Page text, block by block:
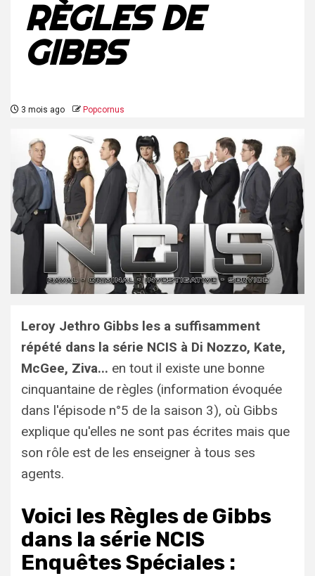
RÈGLES DE
GIBBS
3 mois ago Popcornus
Leroy Jethro Gibbs les a suffisamment
répété dans la série NCIS à Di Nozzo, Kate,
McGee, Ziva... en tout il existe une bonne
cinquantaine de règles (information évoquée
dans l'épisode n°5 de la saison 3), où Gibbs
explique qu'elles ne sont pas écrites mais que
son rôle est de les enseigner à tous ses
agents.
Voici les Règles de Gibbs
dans la série NCIS
Enquêtes Spéciales :